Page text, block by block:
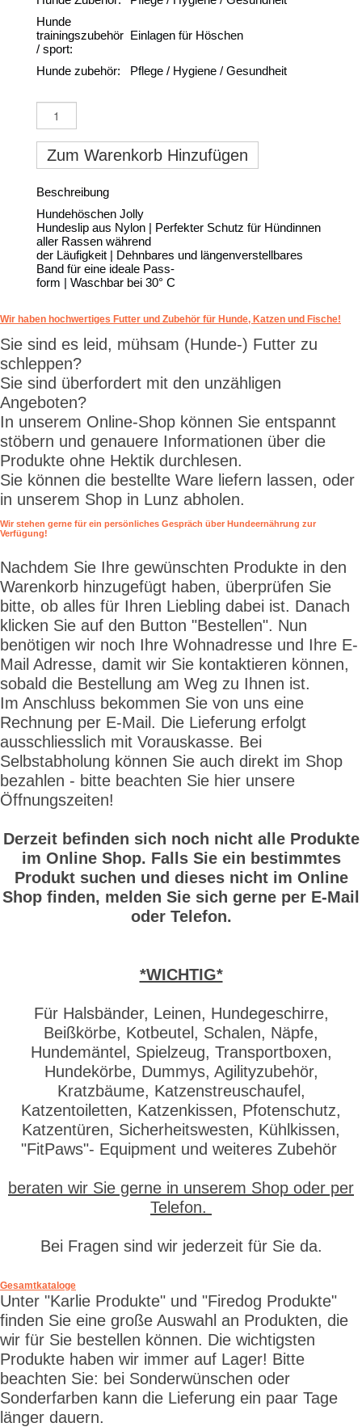
Hunde
trainingszubehör
/ sport:
Einlagen für Höschen
Hunde zubehör: Pflege / Hygiene / Gesundheit
Zum Warenkorb Hinzufügen
Beschreibung
Hundehöschen Jolly
Hundeslip aus Nylon | Perfekter Schutz für Hündinnen
aller Rassen während
der Läufigkeit | Dehnbares und längenverstellbares
Band für eine ideale Pass-
form | Waschbar bei 30° C
Wir haben hochwertiges Futter und Zubehör für Hunde, Katzen und Fische!
Sie sind es leid, mühsam (Hunde-) Futter zu
schleppen?
Sie sind überfordert mit den unzähligen
Angeboten?
In unserem Online-Shop können Sie entspannt
stöbern und genauere Informationen über die
Produkte ohne Hektik durchlesen.
Sie können die bestellte Ware liefern lassen, oder
in unserem Shop in Lunz abholen.
Wir stehen gerne für ein persönliches Gespräch über Hundeernährung zur
Verfügung!
Nachdem Sie Ihre gewünschten Produkte in den
Warenkorb hinzugefügt haben, überprüfen Sie
bitte, ob alles für Ihren Liebling dabei ist. Danach
klicken Sie auf den Button "Bestellen". Nun
benötigen wir noch Ihre Wohnadresse und Ihre E-
Mail Adresse, damit wir Sie kontaktieren können,
sobald die Bestellung am Weg zu Ihnen ist.
Im Anschluss bekommen Sie von uns eine
Rechnung per E-Mail. Die Lieferung erfolgt
ausschliesslich mit Vorauskasse. Bei
Selbstabholung können Sie auch direkt im Shop
bezahlen - bitte beachten Sie hier unsere
Öffnungszeiten!
Derzeit befinden sich noch nicht alle Produkte
im Online Shop. Falls Sie ein bestimmtes
Produkt suchen und dieses nicht im Online
Shop finden, melden Sie sich gerne per E-Mail
oder Telefon.
*WICHTIG*
Für Halsbänder, Leinen, Hundegeschirre,
Beißkörbe, Kotbeutel, Schalen, Näpfe,
Hundemäntel, Spielzeug, Transportboxen,
Hundekörbe, Dummys, Agilityzubehör,
Kratzbäume, Katzenstreuschaufel,
Katzentoiletten, Katzenkissen, Pfotenschutz,
Katzentüren, Sicherheitswesten, Kühlkissen,
"FitPaws"- Equipment und weiteres Zubehör
beraten wir Sie gerne in unserem Shop oder per
Telefon.
Bei Fragen sind wir jederzeit für Sie da.
Gesamtkataloge
Unter "Karlie Produkte" und "Firedog Produkte"
finden Sie eine große Auswahl an Produkten, die
wir für Sie bestellen können. Die wichtigsten
Produkte haben wir immer auf Lager! Bitte
beachten Sie: bei Sonderwünschen oder
Sonderfarben kann die Lieferung ein paar Tage
länger dauern.